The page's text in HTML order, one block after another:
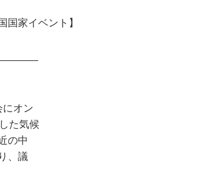
国家イベント】
オン
た気候
の中
、議